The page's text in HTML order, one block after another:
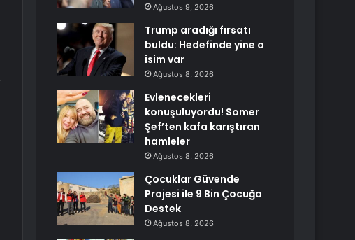
Ağustos 9, 2026
Trump aradığı fırsatı
buldu: Hedefinde yine o
isim var
Ağustos 8, 2026
Evlenecekleri
konuşuluyordu! Somer
Şef’ten kafa karıştıran
hamleler
Ağustos 8, 2026
Çocuklar Güvende
Projesi ile 9 Bin Çocuğa
Destek
Ağustos 8, 2026